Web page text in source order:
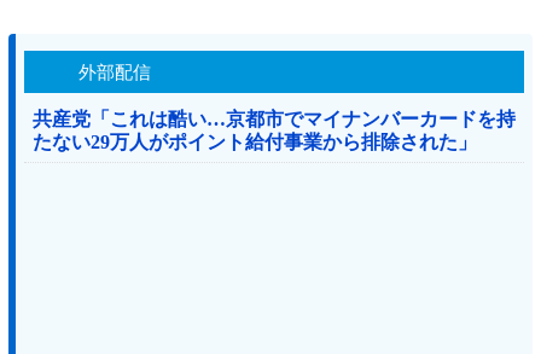
外部配信
共産党「これは酷い…京都市でマイナンバーカードを持
たない29万人がポイント給付事業から排除された」